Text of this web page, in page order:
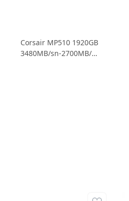
Corsair MP510 1920GB
3480MB/sn-2700MB/sn